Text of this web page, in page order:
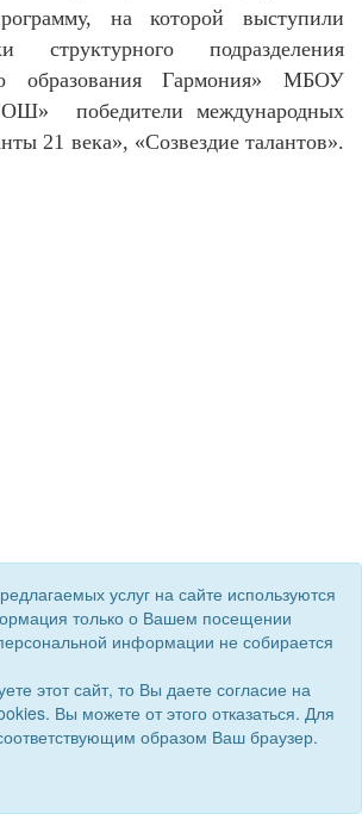
на которой выступили
структурного подразделения
образования Гармония» МБОУ
победители международных
21 века», «Созвездие талантов».
образования Приволжского района.
поддержке «
услуг на сайте используются
только о Вашем посещении
информации не собирается
этот сайт, то Вы даете согласие на
Вы можете от этого отказаться. Для
образом Ваш браузер.